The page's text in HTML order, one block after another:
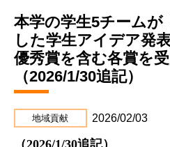
本学の学生5チームが
した学生アイデア発
優秀賞を含む各賞を
（2026/1/30追記）
地域貢献 2026/02/03